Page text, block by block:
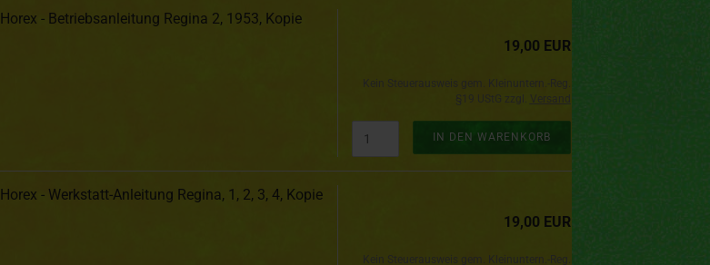
Horex - Betriebsanleitung Regina 2, 1953, Kopie
19,00 EUR
IN DEN WARENKORB
Horex - Werkstatt-Anleitung Regina, 1, 2, 3, 4, Kopie
19,00 EUR